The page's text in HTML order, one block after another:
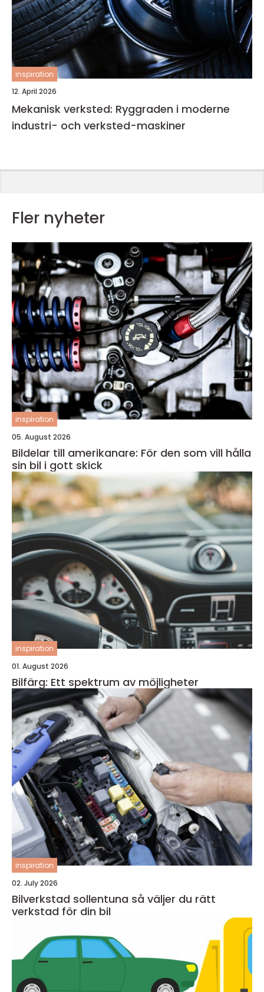
inspiration
12. April 2026
Mekanisk verksted: Ryggraden i moderne
industri- och verksted-maskiner
Fler nyheter
inspiration
05. August 2026
Bildelar till amerikanare: För den som vill hålla
sin bil i gott skick
inspiration
01. August 2026
Bilfärg: Ett spektrum av möjligheter
inspiration
02. July 2026
Bilverkstad sollentuna så väljer du rätt
verkstad för din bil